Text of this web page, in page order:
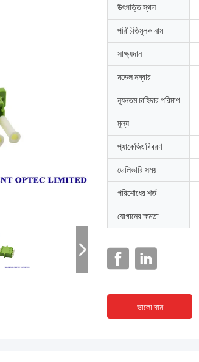
উৎপত্তি স্থল
পরিচিতিমুলক নাম
সাক্ষ্যদান
মডেল নম্বার
ন্যূনতম চাহিদার পরিমাণ
মূল্য
প্যাকেজিং বিবরণ
ডেলিভারি সময়
পরিশোধের শর্ত
যোগানের ক্ষমতা
ভালো দাম